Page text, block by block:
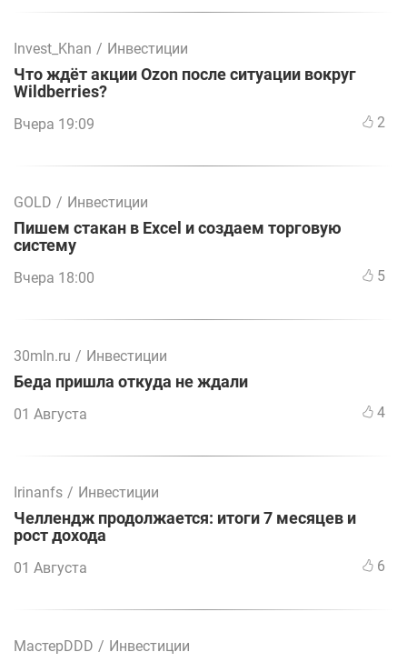
Invest_Khan / Инвестиции
Что ждёт акции Ozon после ситуации вокруг
Wildberries?
Вчера 19:09 2
GOLD / Инвестиции
Пишем стакан в Excel и создаем торговую
систему
Вчера 18:00 5
30mln.ru / Инвестиции
Беда пришла откуда не ждали
01 Августа 4
Irinanfs / Инвестиции
Челлендж продолжается: итоги 7 месяцев и
рост дохода
01 Августа 6
МастерDDD / Инвестиции